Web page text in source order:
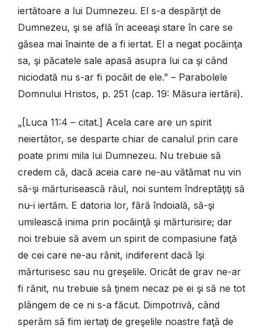
iertătoare a lui Dumnezeu. El s-a despărţit de
Dumnezeu, şi se află în aceeaşi stare în care se
găsea mai înainte de a fi iertat. El a negat pocăinţa
sa, şi păcatele sale apasă asupra lui ca şi când
niciodată nu s-ar fi pocăit de ele.” – Parabolele
Domnului Hristos, p. 251 (cap. 19: Măsura iertării).
„[Luca 11:4 – citat.] Acela care are un spirit
neiertător, se desparte chiar de canalul prin care
poate primi mila lui Dumnezeu. Nu trebuie să
credem că, dacă aceia care ne-au vătămat nu vin
să-şi mărturisească răul, noi suntem îndreptăţiţi să
nu-i iertăm. E datoria lor, fără îndoială, să-şi
umilească inima prin pocăinţă şi mărturisire; dar
noi trebuie să avem un spirit de compasiune faţă
de cei care ne-au rănit, indiferent dacă îşi
mărturisesc sau nu greşelile. Oricât de grav ne-ar
fi rănit, nu trebuie să ţinem necaz pe ei şi să ne tot
plângem de ce ni s-a făcut. Dimpotrivă, când
sperăm să fim iertaţi de greşelile noastre faţă de